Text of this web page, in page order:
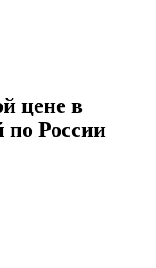
цене в
по России